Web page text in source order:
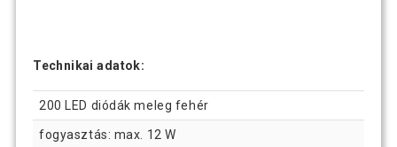
Technikai adatok:
200 LED diódák meleg fehér
fogyasztás: max. 12 W